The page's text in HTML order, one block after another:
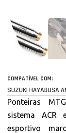
COMPATÍVEL COM:
SUZUKI HAYABUSA
Ponteiras
sistema ACR
esportivo